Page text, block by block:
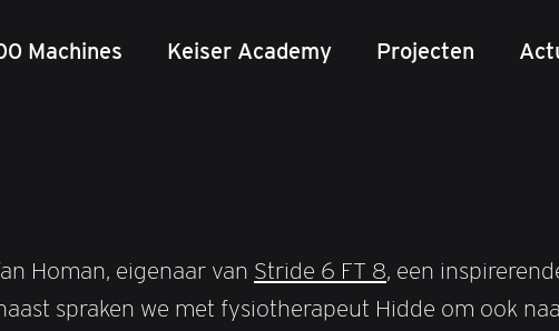
Machines Keiser Academy Projecten
Homan, eigenaar van Stride 6 FT 8, een
spraken we met fysiotherapeut Hidde om ook